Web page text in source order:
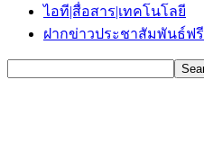
ไอที|สื่อสาร|เทคโนโลยี
ฝากข่าวประชาสัมพันธ์ฟรี